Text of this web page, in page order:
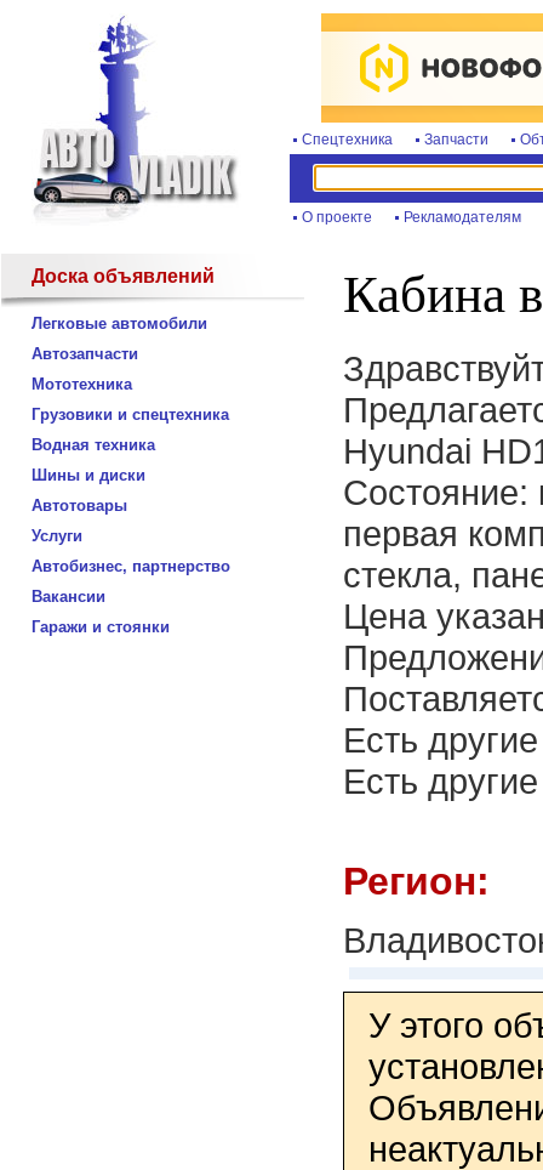
Спецтехника Запчасти
О проекте Рекламодателям
Доска объявлений
Легковые автомобили
Автозапчасти
Мототехника
Грузовики и спецтехника
Водная техника
Шины и диски
Автотовары
Услуги
Автобизнес, партнерство
Вакансии
Гаражи и стоянки
Кабина
Hyundai
Состояние:
первая
стекла,
Цена
Есть
Есть
Регион:
У этого